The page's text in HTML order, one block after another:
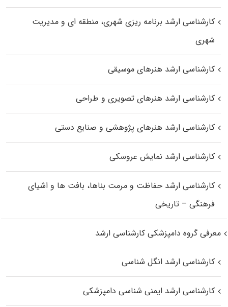
کارشناسی ارشد برنامه ریزی شهری، منطقه‌ ای و مدیریت
شهری
کارشناسی ارشد هنرهای موسیقی
کارشناسی ارشد هنرهای تصویری و طراحی
کارشناسی ارشد هنرهای پژوهشی و صنایع دستی
کارشناسی ارشد نمایش عروسکی
کارشناسی ارشد حفاظت و مرمت بناها، بافت‌ ها و اشیای
فرهنگی – تاریخی
معرفی گروه دامپزشکی کارشناسی ارشد
کارشناسی ارشد انگل شناسی
کارشناسی ارشد ایمنی‌ شناسی دامپزشکی